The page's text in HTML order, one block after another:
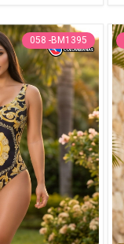
058 -BM1395